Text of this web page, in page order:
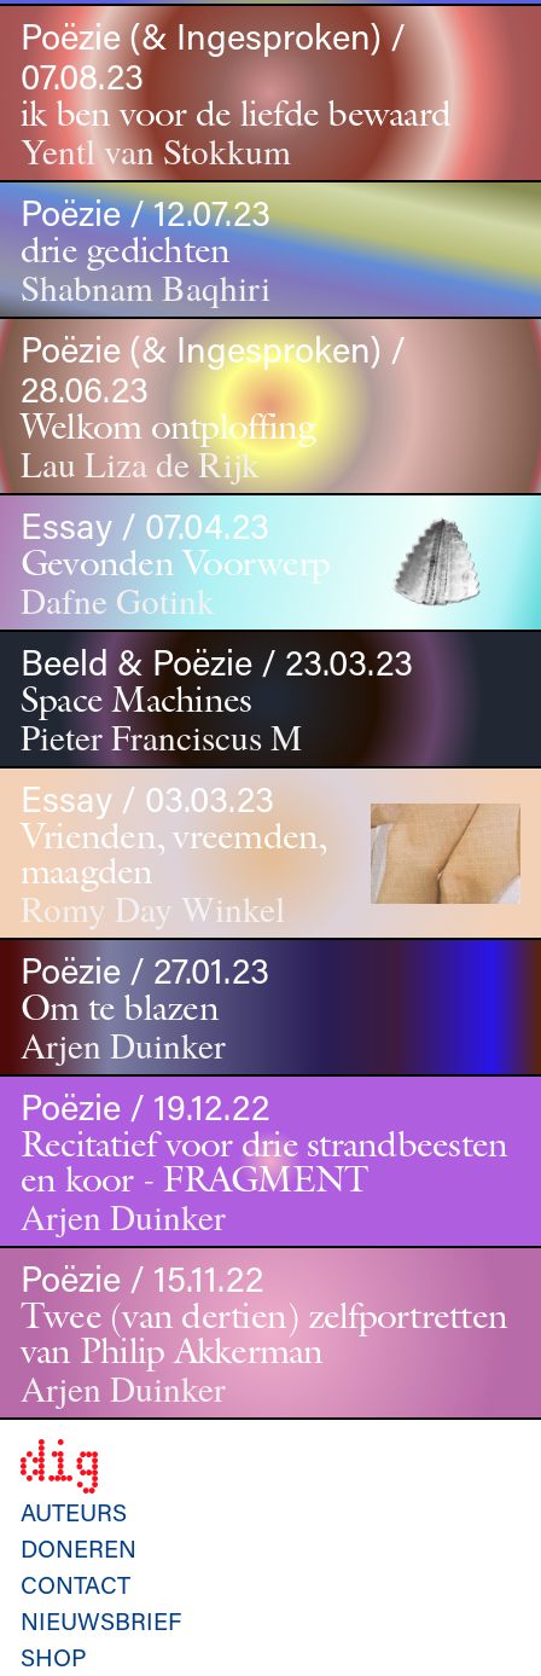
Poëzie (& Ingesproken) /
07.08.23
ik ben voor de liefde bewaard
Yentl van Stokkum
Poëzie / 12.07.23
drie gedichten
Shabnam Baqhiri
Poëzie (& Ingesproken) /
28.06.23
Welkom ontploffing
Lau Liza de Rijk
Essay / 07.04.23
Gevonden Voorwerp
Dafne Gotink
Beeld & Poëzie / 23.03.23
Space Machines
Pieter Franciscus M
Essay / 03.03.23
Vrienden, vreemden,
maagden
Romy Day Winkel
Poëzie / 27.01.23
Om te blazen
Arjen Duinker
Poëzie / 19.12.22
Recitatief voor drie strandbeesten
en koor - FRAGMENT
Arjen Duinker
Poëzie / 15.11.22
Twee (van dertien) zelfportretten
van Philip Akkerman
Arjen Duinker
AUTEURS
DONEREN
CONTACT
NIEUWSBRIEF
SHOP